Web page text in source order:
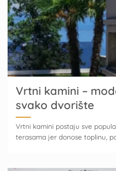
Vrtni kamini –
svako dvorište
Vrtni kamini postaju sve
terasama jer donose toplinu,